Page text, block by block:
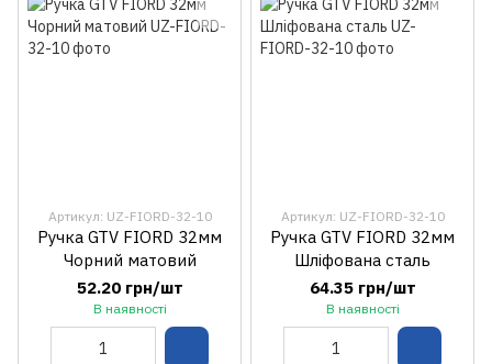
Артикул: UZ-FIORD-32-10
Ручка GTV FIORD 32мм
Чорний матовий
52.20 грн/шт
В наявності
Артикул: UZ-FIORD-32-10
Ручка GTV FIORD 32мм
Шліфована сталь
64.35 грн/шт
В наявності